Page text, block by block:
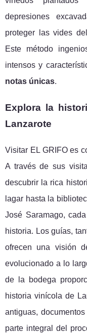
depresiones
proteger las vides
Este método
intensos y
notas únicas.
Explora la
Lanzarote
Visitar EL GRIFO es
A través de sus
descubrir la rica
lagar hasta la
José Saramago,
historia. Los guías,
ofrecen una visión
evolucionado a lo
de la bodega
historia vinícola de
antiguas,
parte integral del